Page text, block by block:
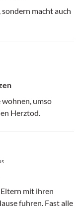
macht auch
umso
Herztod.
mit ihren
fuhren. Fast alle